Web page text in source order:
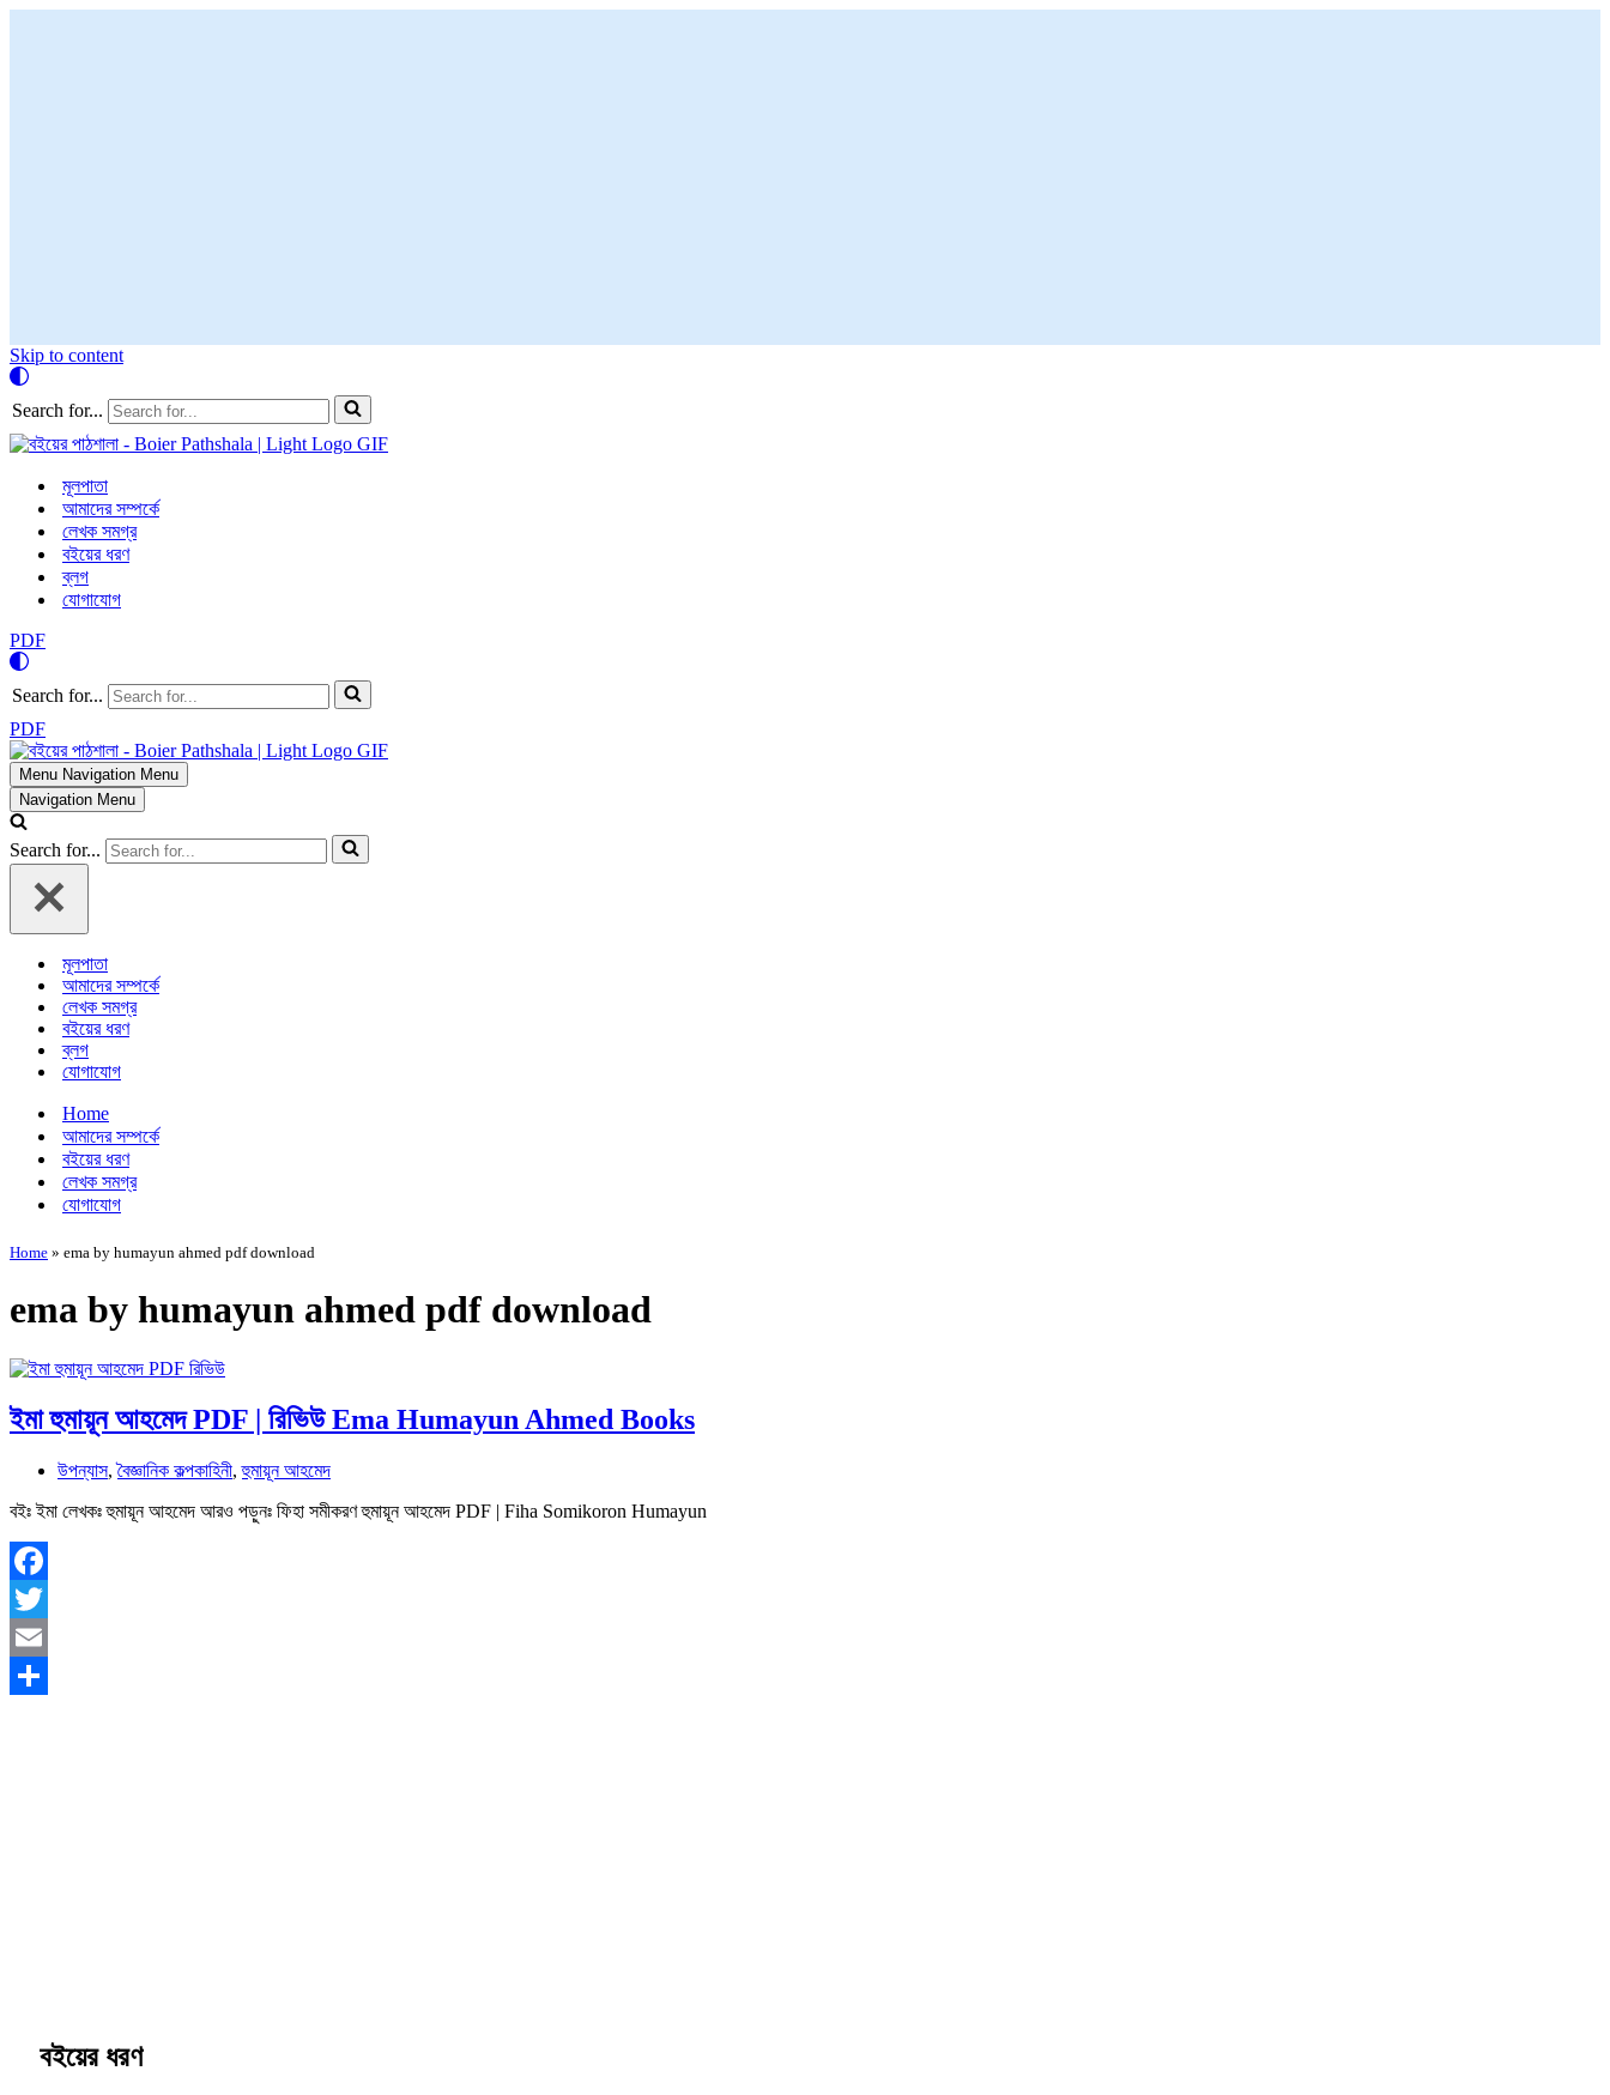
Skip to content
Search for...
মূলপাতা
আমাদের সম্পর্কে
লেখক সমগ্র
বইয়ের ধরণ
ব্লগ
যোগাযোগ
PDF
Search for...
PDF
Menu Navigation Menu
Navigation Menu
Search for...
মূলপাতা
আমাদের সম্পর্কে
লেখক সমগ্র
বইয়ের ধরণ
ব্লগ
যোগাযোগ
Home
আমাদের সম্পর্কে
বইয়ের ধরণ
লেখক সমগ্র
যোগাযোগ
Home » ema by humayun ahmed pdf download
ema by humayun ahmed pdf download
ইমা হুমায়ূন আহমেদ PDF | রিভিউ Ema Humayun Ahmed Books
উপন্যাস,বৈজ্ঞানিক কল্পকাহিনী,হুমায়ূন আহমেদ
বইঃ ইমা লেখকঃ হুমায়ূন আহমেদ আরও পড়ুনঃ ফিহা সমীকরণ হুমায়ূন আহমেদ PDF | Fiha Somikoron Humayun
Facebook
Twitter
Email
বইয়ের ধরণ